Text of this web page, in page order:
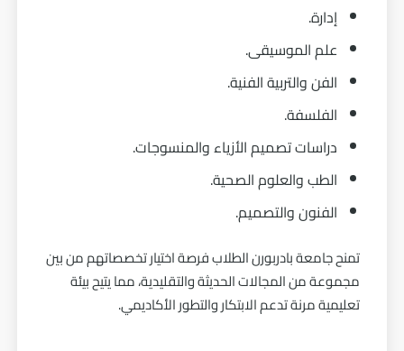
إدارة.
علم الموسيقى.
الفن والتربية الفنية.
الفلسفة.
دراسات تصميم الأزياء والمنسوجات.
الطب والعلوم الصحية.
الفنون والتصميم.
تمنح جامعة بادربورن الطلاب فرصة اختيار تخصصاتهم من بين
مجموعة من المجالات الحديثة والتقليدية، مما يتيح بيئة
تعليمية مرنة تدعم الابتكار والتطور الأكاديمي.